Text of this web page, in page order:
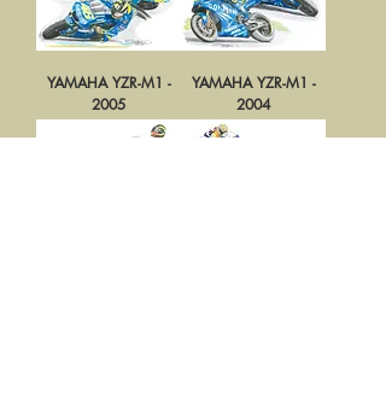
YAMAHA YZR-M1 -
2005
YAMAHA YZR-M1 -
2004